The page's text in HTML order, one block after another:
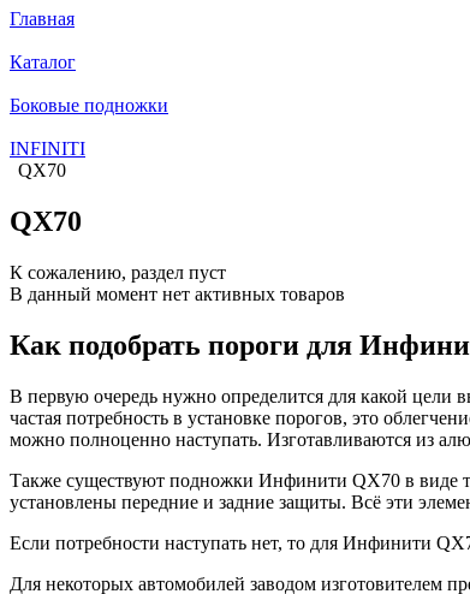
Главная
Каталог
Боковые подножки
INFINITI
QX70
QX70
К сожалению, раздел пуст
В данный момент нет активных товаров
Как подобрать пороги для
В первую очередь нужно определится для какой
частая потребность в установке порогов, это
можно полноценно наступать. Изготавливаются из
Также существуют подножки Инфинити QX70 в виде
установлены передние и задние защиты. Всё эти
Если потребности наступать нет, то для Инфинити
Для некоторых автомобилей заводом изготовителем